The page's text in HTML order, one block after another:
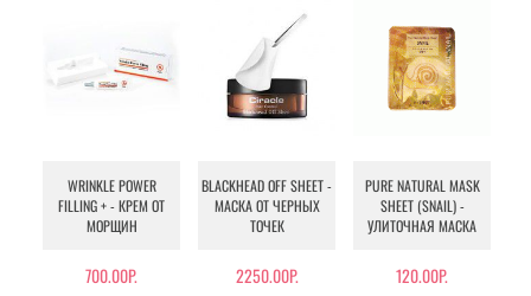
WRINKLE POWER
FILLING + - КРЕМ ОТ
МОРЩИН
700.00Р.
BLACKHEAD OFF SHEET -
МАСКА ОТ ЧЕРНЫХ
ТОЧЕК
2250.00Р.
PURE NATURAL MASK
SHEET (SNAIL) -
УЛИТОЧНАЯ МАСКА
120.00Р.